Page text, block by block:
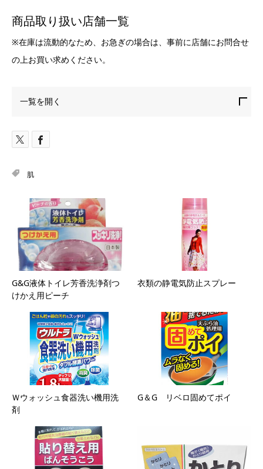
商品取り扱い店舗一覧
※在庫は流動的なため、お急ぎの場合は、事前に店舗にお問合せ
の上お買い求めください。
一覧を開く
肌
G&G液体トイレ芳香洗浄剤つ
けかえ用ピーチ
衣類の静電気防止スプレー
Ｗウォッシュ食器洗い機用洗
剤
G＆G リベロ固めてポイ